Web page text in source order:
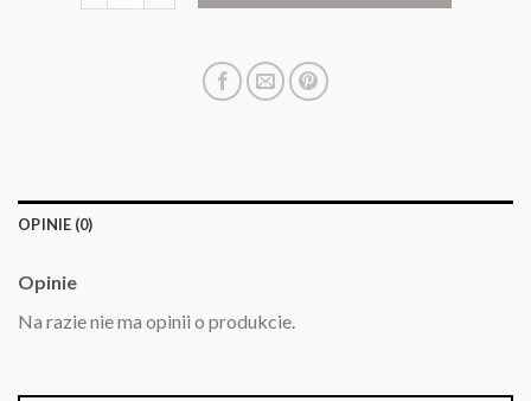
OPINIE (0)
Opinie
Na razie nie ma opinii o produkcie.